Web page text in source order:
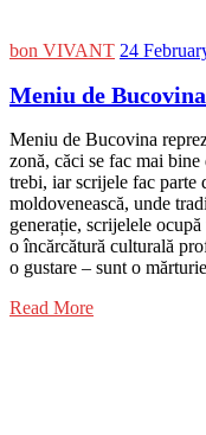
bon VIVANT 24
Meniu de
Meniu de Bucovina
zonă, căci se fac mai
trebi, iar scrijele fac parte
moldovenească, unde
generație, scrijelele
o încărcătură culturală
o gustare – sunt o
Read More